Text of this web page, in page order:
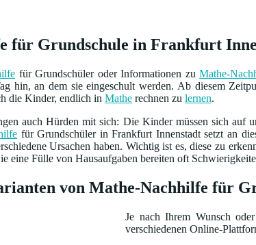
für Grundschule in Frankfurt
für Grundschüler oder Informationen zuMathe-
hin, an dem sie eingeschult werden. Ab diesem
die Kinder, endlich in Mathe rechnen zu lernen.
auch Hürden mit sich: Die Kinder müssen sich auf
für Grundschüler in Frankfurt Innenstadt setzt an
Ursachen haben. Wichtig ist es, diese zu
eine Fülle von Hausaufgaben bereiten oft
von Mathe-Nachhilfe für
Je nach Ihrem Wunsch
verschiedenen Online-